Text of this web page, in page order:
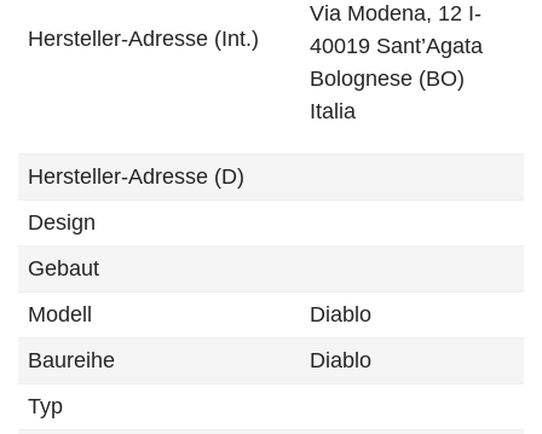
Hersteller-Adresse (Int.)
Via Modena, 12 I-
40019 Sant’Agata
Bolognese (BO)
Italia
Hersteller-Adresse (D)
Design
Gebaut
Modell
Diablo
Baureihe
Diablo
Typ